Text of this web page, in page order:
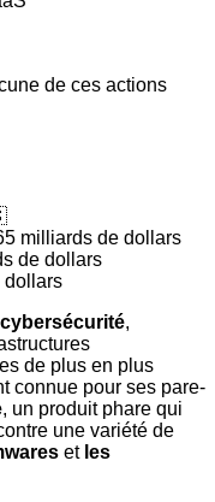
de ces actions
milliards de dollars
de dollars
dollars
,
de plus en plus
connue pour ses pare-
, un produit phare qui
une variété de
et les